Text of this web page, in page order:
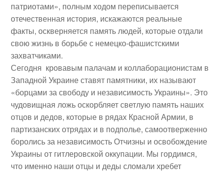
патриотами», полным ходом переписывается
отечественная история, искажаются реальные
факты, оскверняется память людей, которые отдали
свою жизнь в борьбе с немецко-фашистскими
захватчиками.
Сегодня кровавым палачам и коллаборационистам в
Западной Украине ставят памятники, их называют
«борцами за свободу и независимость Украины». Это
чудовищная ложь оскорбляет светлую память наших
отцов и дедов, которые в рядах Красной Армии, в
партизанских отрядах и в подполье, самоотверженно
боролись за независимость Отчизны и освобождение
Украины от гитлеровской оккупации. Мы гордимся,
что именно наши отцы и деды сломали хребет